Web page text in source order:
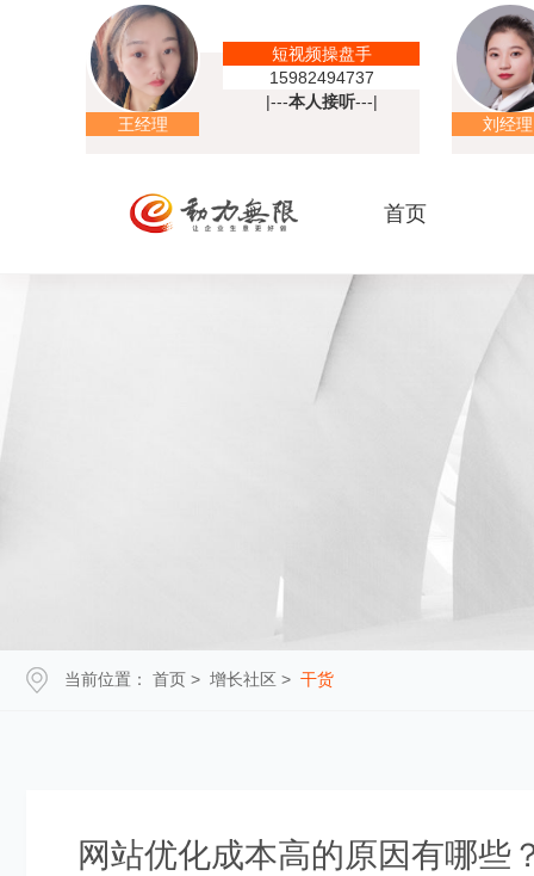
王经理
短视频操盘手
15982494737
|---本人接听---|
刘经理
首页
当前位置： 首页 > 增长社区 > 干货
网站优化成本高的原因有哪些